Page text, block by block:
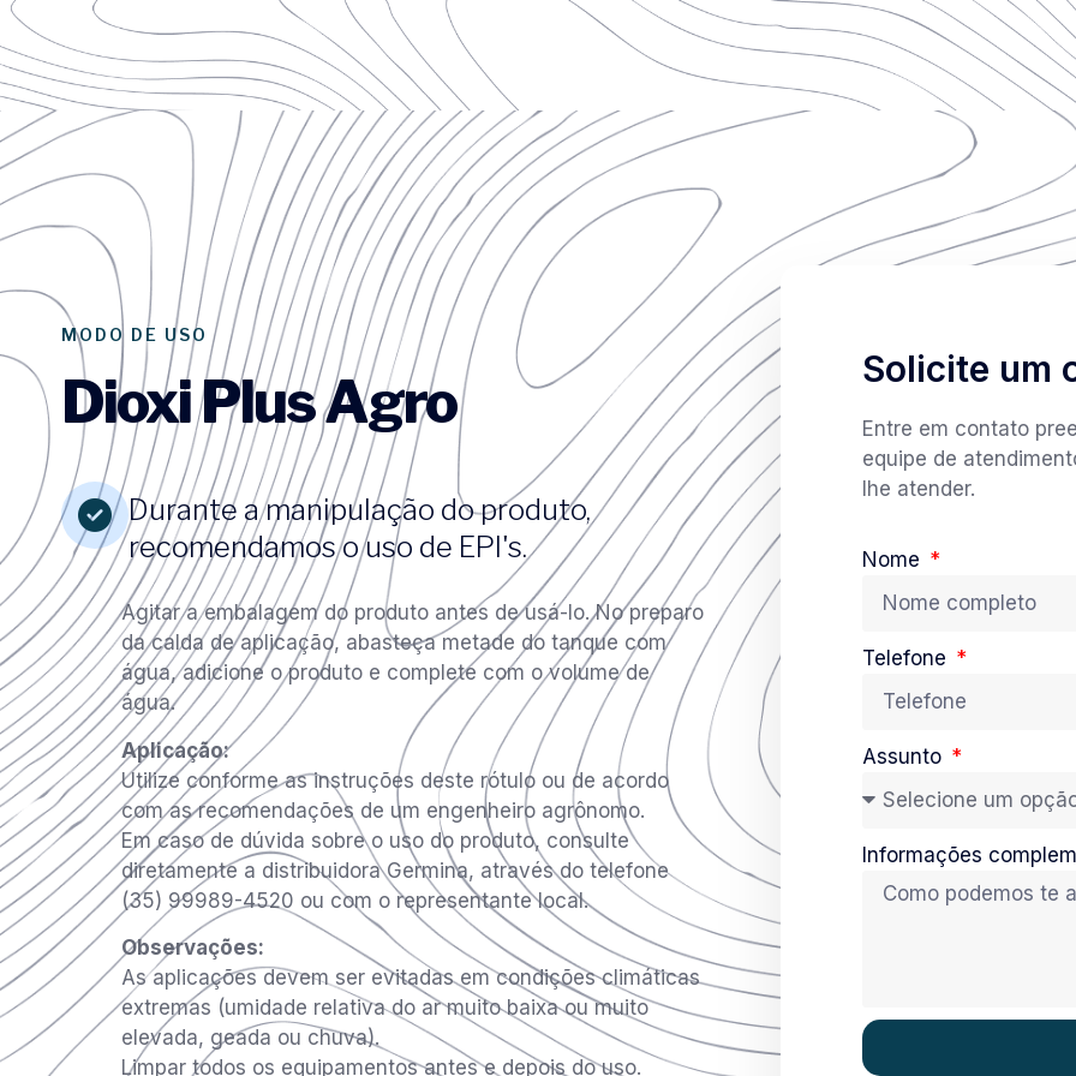
MODO DE USO
Dioxi Plus Agro
Durante a manipulação do produto,
recomendamos o uso de EPI's.
Agitar a embalagem do produto antes de usá-lo. No preparo
da calda de aplicação, abasteça metade do tanque com
água, adicione o produto e complete com o volume de
água.
Aplicação:
Utilize conforme as instruções deste rótulo ou de acordo
com as recomendações de um engenheiro agrônomo.
Em caso de dúvida sobre o uso do produto, consulte
diretamente a distribuidora Germina, através do telefone
(35) 99989-4520 ou com o representante local.
Observações:
As aplicações devem ser evitadas em condições climáticas
extremas (umidade relativa do ar muito baixa ou muito
elevada, geada ou chuva).
Limpar todos os equipamentos antes e depois do uso.
Solicite um
Entre em contato
equipe de
lhe atender.
Nome
Telefone
Assunto
Informações